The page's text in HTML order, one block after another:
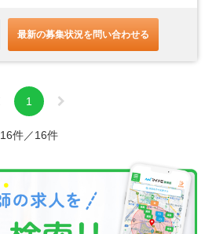
最新の募集状況を問い合わせる
1
16件／16件